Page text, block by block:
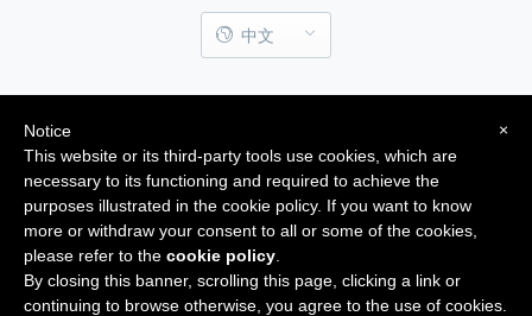
中文
Copyright@2019-2020 JIMCLOUD TECHNOLOGY PTE. LTD 版权所有 All Rights
Reserved
×
Notice
This website or its third-party tools use cookies, which are
necessary to its functioning and required to achieve the
purposes illustrated in the cookie policy. If you want to know
more or withdraw your consent to all or some of the cookies,
please refer to the cookie policy
By closing this banner, scrolling this page, clicking a link or
continuing to browse otherwise, you agree to the use of cookies.